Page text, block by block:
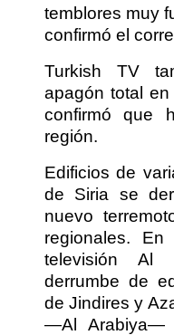
temblores muy
confirmó el
Turkish TV
apagón total
confirmó que
región.
Edificios de
de Siria se
nuevo
regionales.
televisión Al
derrumbe de
de Jindires y
—Al Arabiya—